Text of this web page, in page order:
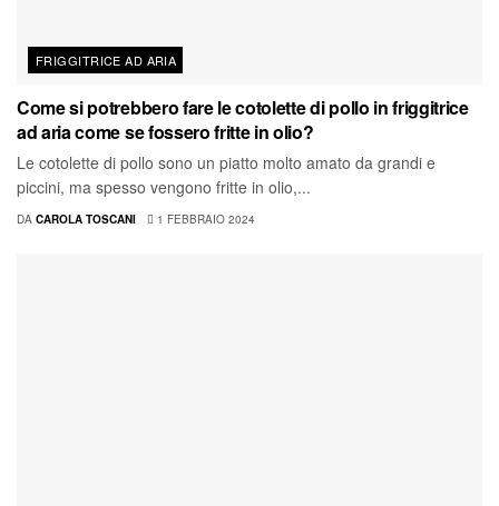
FRIGGITRICE AD ARIA
Come si potrebbero fare le cotolette di pollo in friggitrice
ad aria come se fossero fritte in olio?
Le cotolette di pollo sono un piatto molto amato da grandi e
piccini, ma spesso vengono fritte in olio,...
DA CAROLA TOSCANI 1 FEBBRAIO 2024